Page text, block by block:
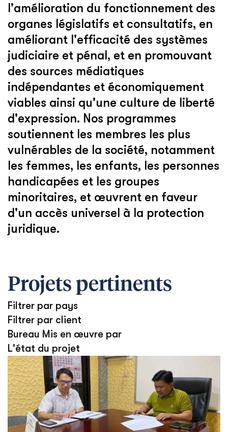
l'amélioration du fonctionnement des
organes législatifs et consultatifs, en
améliorant l'efficacité des systèmes
judiciaire et pénal, et en promouvant
des sources médiatiques
indépendantes et économiquement
viables ainsi qu'une culture de liberté
d'expression. Nos programmes
soutiennent les membres les plus
vulnérables de la société, notamment
les femmes, les enfants, les personnes
handicapées et les groupes
minoritaires, et œuvrent en faveur
d'un accès universel à la protection
juridique.
Projets pertinents
Filtrer par pays
Filtrer par client
Bureau Mis en œuvre par
L'état du projet